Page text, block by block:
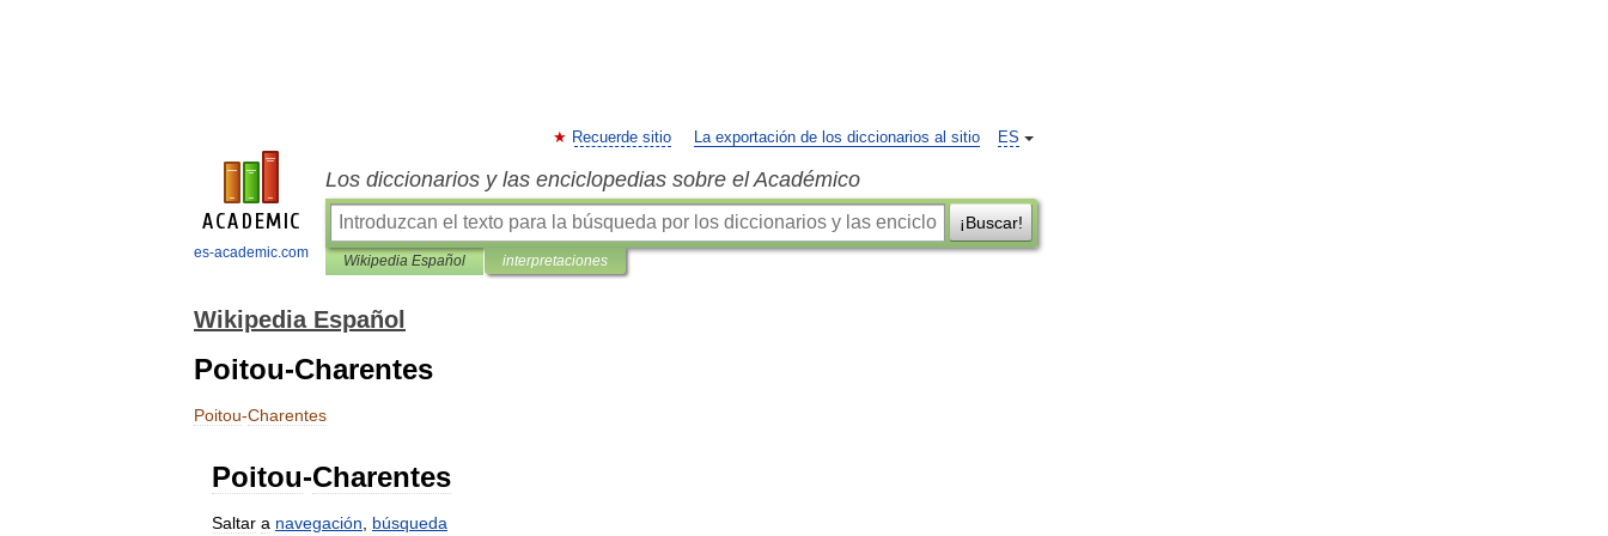
es-academic.com
ES
Recuerde sitio La exportación de los diccionarios al sitio
Los diccionarios y las enciclopedias sobre el Académico
¡Buscar!
Wikipedia Español interpretaciones
Wikipedia Español
Poitou-Charentes
Poitou-Charentes
Poitou-Charentes
Saltar a navegación búsqueda